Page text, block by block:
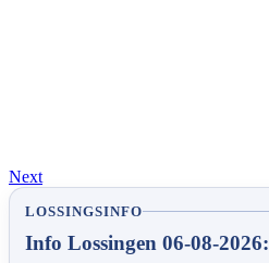
Next
LOSSINGSINFO
Info Lossingen 06-08-2026: